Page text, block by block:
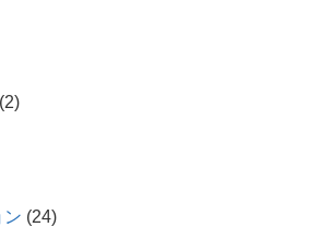
(2)
ン (24)